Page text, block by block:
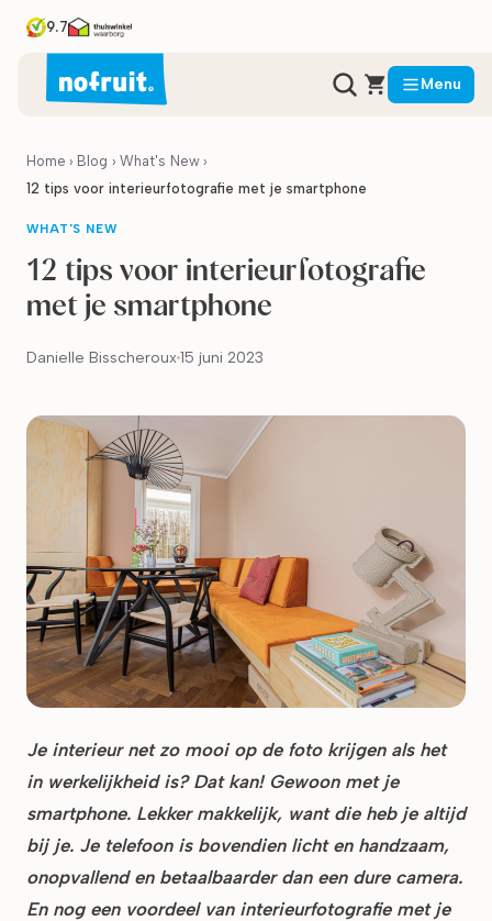
9.7
Menu
Home › Blog › What's New ›
12 tips voor interieurfotografie met je smartphone
WHAT'S NEW
12 tips voor interieurfotografie
met je smartphone
Danielle Bisscheroux15 juni 2023
Je interieur net zo mooi op de foto krijgen als het
in werkelijkheid is? Dat kan! Gewoon met je
smartphone. Lekker makkelijk, want die heb je altijd
bij je. Je telefoon is bovendien licht en handzaam,
onopvallend en betaalbaarder dan een dure camera.
En nog een voordeel van interieurfotografie met je